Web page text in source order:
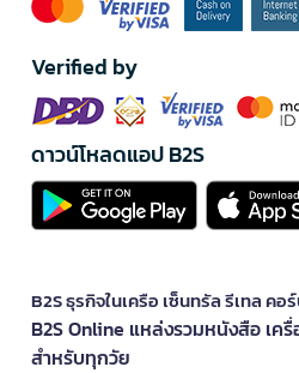
Verified by
ดาวน์โหลดแอป B2S
B2S ธุรกิจในเครือ เซ็นทรัล รีเทล ค
B2S Online แหล่งรวมหนังสือ เค
สำหรับทุกวัย